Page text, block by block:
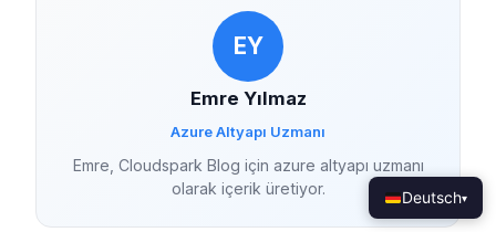
EY
Emre Yılmaz
Azure Altyapı Uzmanı
Emre, Cloudspark Blog için azure altyapı uzmanı
olarak içerik üretiyor.
Deutsch▾